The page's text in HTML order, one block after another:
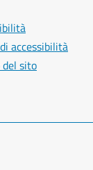
accessibilità
sito